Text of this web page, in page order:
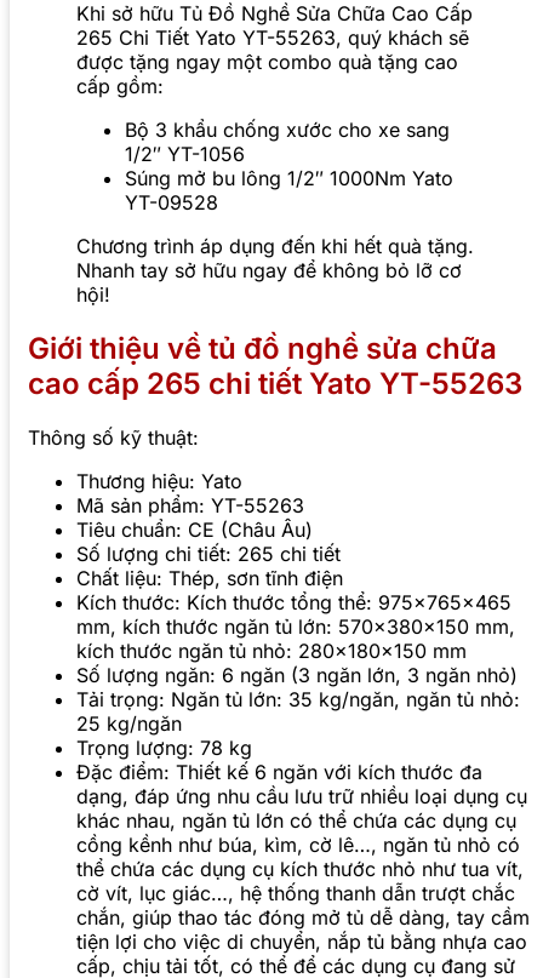
Khi sở hữu Tủ Đồ Nghề Sửa Chữa Cao Cấp
265 Chi Tiết Yato YT-55263, quý khách sẽ
được tặng ngay một combo quà tặng cao
cấp gồm:
Bộ 3 khẩu chống xước cho xe sang
1/2″ YT-1056
Súng mở bu lông 1/2″ 1000Nm Yato
YT-09528
Chương trình áp dụng đến khi hết quà tặng.
Nhanh tay sở hữu ngay để không bỏ lỡ cơ
hội!
Giới thiệu về tủ đồ nghề sửa chữa
cao cấp 265 chi tiết Yato YT-55263
Thông số kỹ thuật:
Thương hiệu: Yato
Mã sản phẩm: YT-55263
Tiêu chuẩn: CE (Châu Âu)
Số lượng chi tiết: 265 chi tiết
Chất liệu: Thép, sơn tĩnh điện
Kích thước: Kích thước tổng thể: 975x765x465
mm, kích thước ngăn tủ lớn: 570x380x150 mm,
kích thước ngăn tủ nhỏ: 280x180x150 mm
Số lượng ngăn: 6 ngăn (3 ngăn lớn, 3 ngăn nhỏ)
Tải trọng: Ngăn tủ lớn: 35 kg/ngăn, ngăn tủ nhỏ:
25 kg/ngăn
Trọng lượng: 78 kg
Đặc điểm: Thiết kế 6 ngăn với kích thước đa
dạng, đáp ứng nhu cầu lưu trữ nhiều loại dụng cụ
khác nhau, ngăn tủ lớn có thể chứa các dụng cụ
cồng kềnh như búa, kìm, cờ lê…, ngăn tủ nhỏ có
thể chứa các dụng cụ kích thước nhỏ như tua vít,
cờ vít, lục giác…, hệ thống thanh dẫn trượt chắc
chắn, giúp thao tác đóng mở tủ dễ dàng, tay cầm
tiện lợi cho việc di chuyển, nắp tủ bằng nhựa cao
cấp, chịu tải tốt, có thể để các dụng cụ đang sử